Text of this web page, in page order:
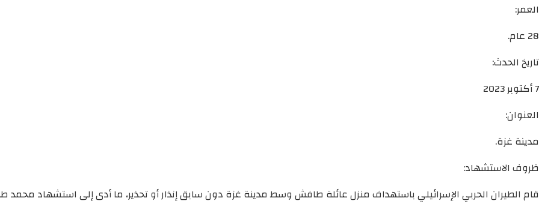
العمر:
28 عام.
تاريخ الحدث:
7 أكتوبر 2023
العنوان:
مدينة غزة.
ظروف الاستشهاد:
قام الطيران الحربي الإسرائيلي باستهداف منزل عائلة طافش وسط مدينة غزة دون سابق إنذار أو تحذير، ما أدى إلى استشهاد